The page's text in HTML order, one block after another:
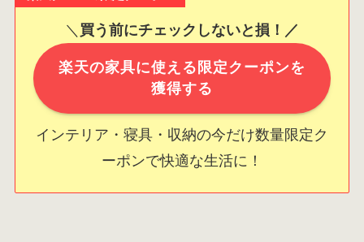
＼ 買う前にチェックしないと損！／
楽天の家具に使える限定クーポンを
獲得する
インテリア・寝具・収納の今だけ数量限定ク
ーポンで快適な生活に！